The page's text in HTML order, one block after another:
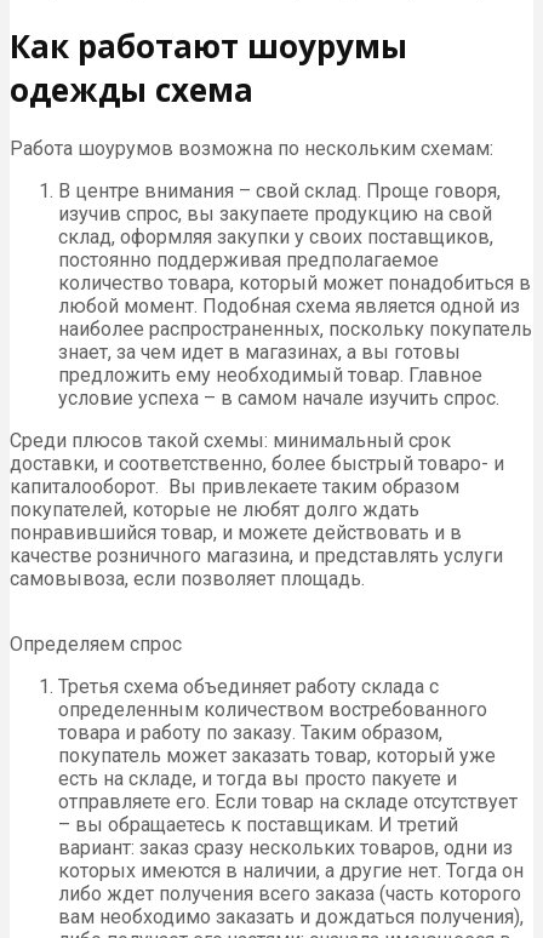
Как работают шоурумы
одежды схема
Работа шоурумов возможна по нескольким схемам:
В центре внимания – свой склад. Проще говоря,
изучив спрос, вы закупаете продукцию на свой
склад, оформляя закупки у своих поставщиков,
постоянно поддерживая предполагаемое
количество товара, который может понадобиться в
любой момент. Подобная схема является одной из
наиболее распространенных, поскольку покупатель
знает, за чем идет в магазинах, а вы готовы
предложить ему необходимый товар. Главное
условие успеха – в самом начале изучить спрос.
Среди плюсов такой схемы: минимальный срок
доставки, и соответственно, более быстрый товаро- и
капиталооборот. Вы привлекаете таким образом
покупателей, которые не любят долго ждать
понравившийся товар, и можете действовать и в
качестве розничного магазина, и представлять услуги
самовывоза, если позволяет площадь.
Определяем спрос
Третья схема объединяет работу склада с
определенным количеством востребованного
товара и работу по заказу. Таким образом,
покупатель может заказать товар, который уже
есть на складе, и тогда вы просто пакуете и
отправляете его. Если товар на складе отсутствует
– вы обращаетесь к поставщикам. И третий
вариант: заказ сразу нескольких товаров, одни из
которых имеются в наличии, а другие нет. Тогда он
либо ждет получения всего заказа (часть которого
вам необходимо заказать и дождаться получения),